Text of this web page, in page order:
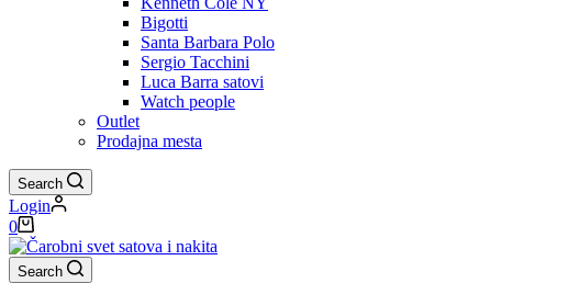
Bigotti
Santa Barbara Polo
Sergio Tacchini
Luca Barra satovi
Watch people
Outlet
Prodajna mesta
Search
Login
Shopping
cart
0
Search